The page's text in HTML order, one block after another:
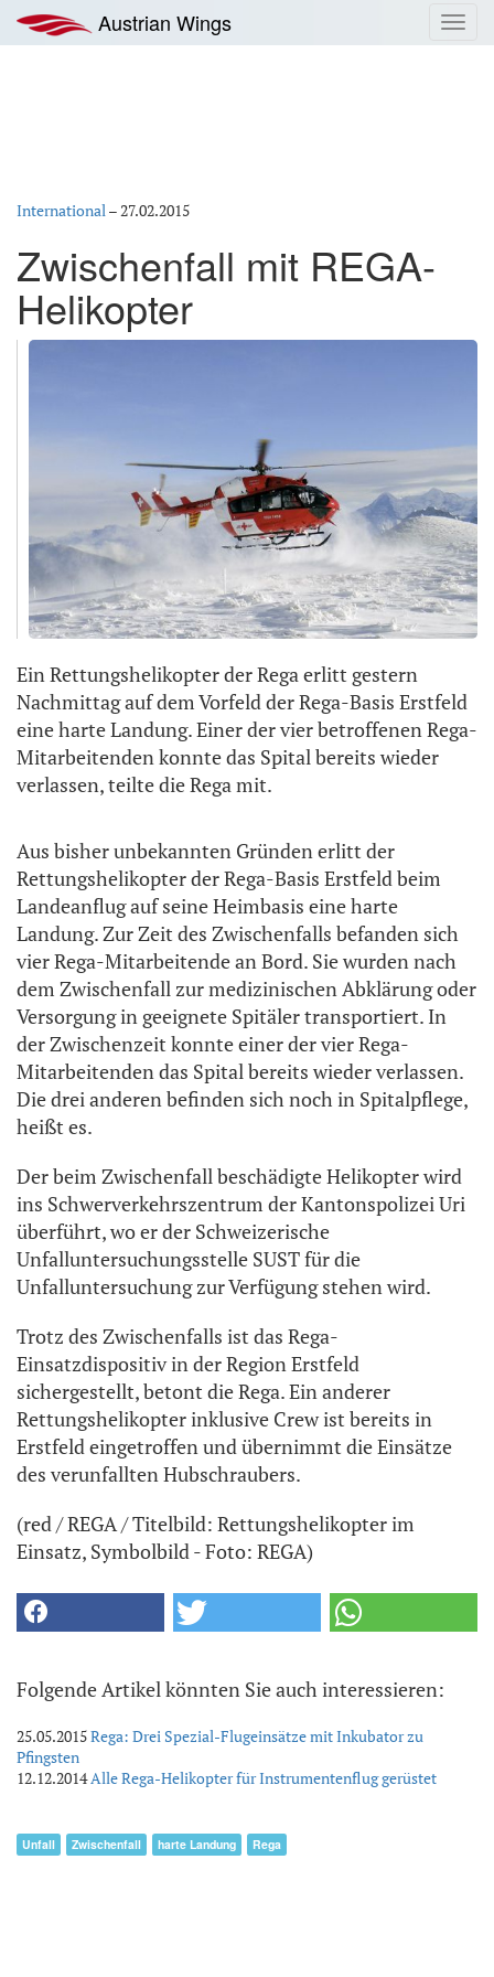
Inhalt
springen
Austrian Wings
International–27.02.2015
Zwischenfall mit REGA-
Helikopter
Ein Rettungshelikopter der Rega erlitt gestern
Nachmittag auf dem Vorfeld der Rega-Basis Erstfeld
eine harte Landung. Einer der vier betroffenen Rega-
Mitarbeitenden konnte das Spital bereits wieder
verlassen, teilte die Rega mit.
Aus bisher unbekannten Gründen erlitt der
Rettungshelikopter der Rega-Basis Erstfeld beim
Landeanflug auf seine Heimbasis eine harte
Landung. Zur Zeit des Zwischenfalls befanden sich
vier Rega-Mitarbeitende an Bord. Sie wurden nach
dem Zwischenfall zur medizinischen Abklärung oder
Versorgung in geeignete Spitäler transportiert. In
der Zwischenzeit konnte einer der vier Rega-
Mitarbeitenden das Spital bereits wieder verlassen.
Die drei anderen befinden sich noch in Spitalpflege,
heißt es.
Der beim Zwischenfall beschädigte Helikopter wird
ins Schwerverkehrszentrum der Kantonspolizei Uri
überführt, wo er der Schweizerische
Unfalluntersuchungsstelle SUST für die
Unfalluntersuchung zur Verfügung stehen wird.
Trotz des Zwischenfalls ist das Rega-
Einsatzdispositiv in der Region Erstfeld
sichergestellt, betont die Rega. Ein anderer
Rettungshelikopter inklusive Crew ist bereits in
Erstfeld eingetroffen und übernimmt die Einsätze
des verunfallten Hubschraubers.
(red / REGA / Titelbild: Rettungshelikopter im
Einsatz, Symbolbild - Foto: REGA)
Folgende Artikel könnten Sie auch interessieren:
25.05.2015Rega: Drei Spezial-Flugeinsätze mit Inkubator zu
Pfingsten
12.12.2014Alle Rega-Helikopter für Instrumentenflug gerüstet
Unfall Zwischenfall harte Landung Rega